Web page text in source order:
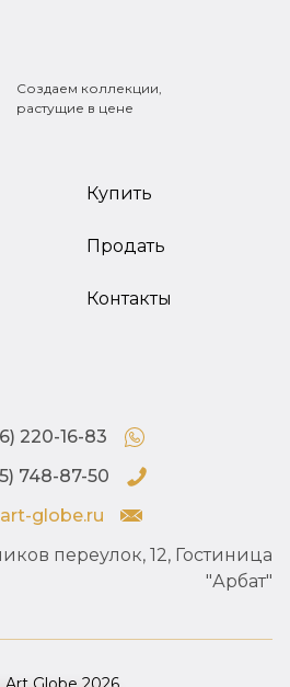
Создаем коллекции,
растущие в цене
Купить
Продать
Контакты
220-16-83
748-87-50
globe.ru
переулок, 12, Гостиница
"Арбат"